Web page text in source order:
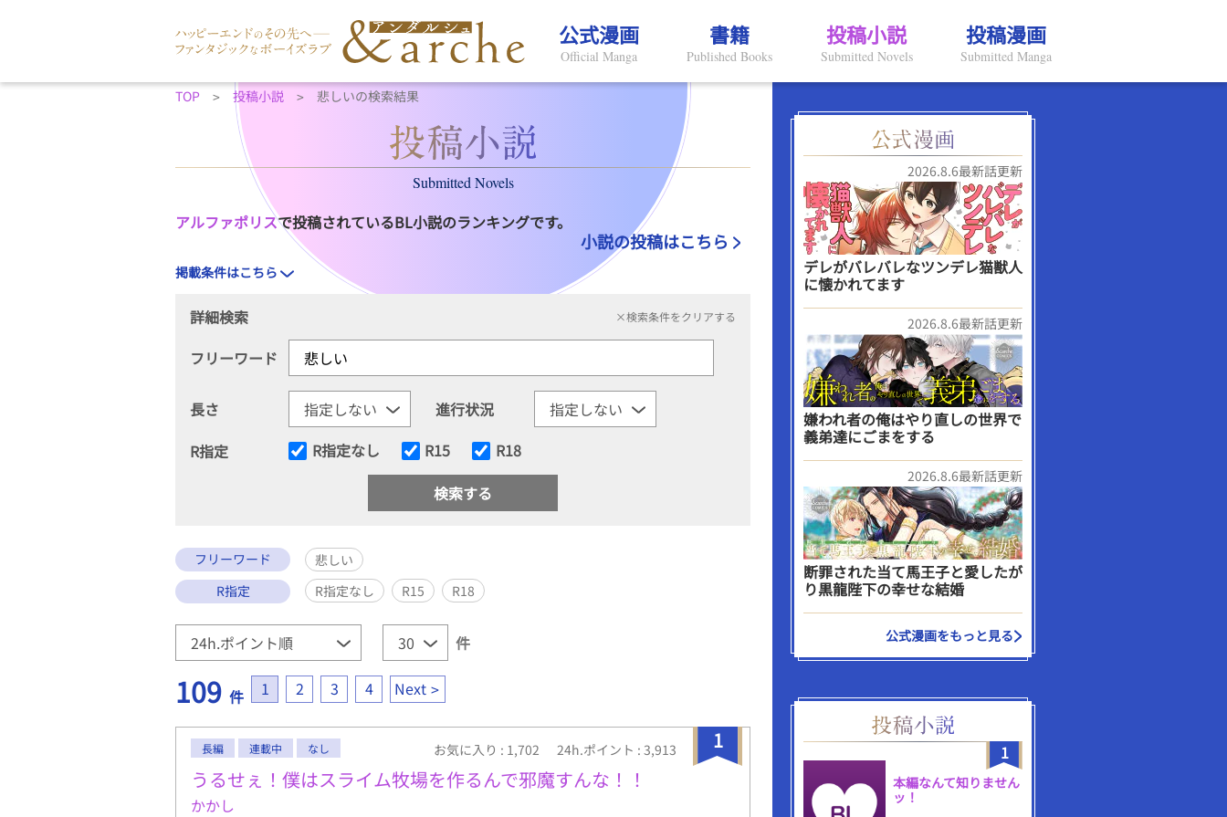
公式漫画
Official Manga
書籍
Published Books
投稿小説
Submitted Novels
投稿漫画
Submitted Manga
TOP 投稿小説 悲しいの検索結果
Submitted Novels
アルファポリスで投稿されているBL小説のランキングです。
小説の投稿はこちら
掲載条件はこちら
詳細検索 ×検索条件をクリアする
フリーワード
長さ
進行状況
R指定
R指定なし R15 R18
フリーワード
悲しい
R指定
R指定なし R15 R18
件
109 件 1 2 3 4 Next
1
長編 連載中 なし お気に入り : 1,702 24h.ポイント : 3,913
うるせぇ！僕はスライム牧場を作るんで邪魔すんな！！
かかし
2026.8.6最新話更新
デレがバレバレなツンデレ猫獣人
に懐かれてます
2026.8.6最新話更新
嫌われ者の俺はやり直しの世界で
義弟達にごまをする
2026.8.6最新話更新
断罪された当て馬王子と愛したが
り黒龍陛下の幸せな結婚
公式漫画をもっと見る
1
本編なんて知りません
ッ！